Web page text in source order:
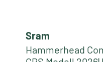
Sram
Hammerhead